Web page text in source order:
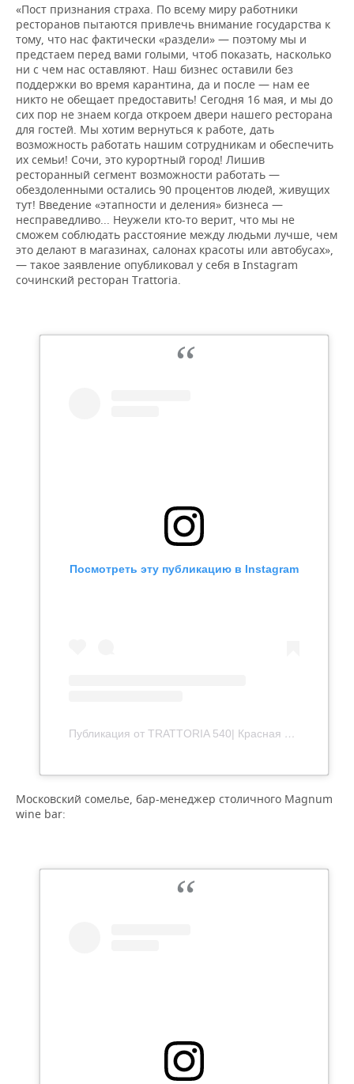
«Пост признания страха. По всему миру работники
ресторанов пытаются привлечь внимание государства к
тому, что нас фактически «раздели» — поэтому мы и
предстаем перед вами голыми, чтоб показать, насколько
ни с чем нас оставляют. Наш бизнес оставили без
поддержки во время карантина, да и после — нам ее
никто не обещает предоставить! Cегодня 16 мая, и мы до
сих пор не знаем когда откроем двери нашего ресторана
для гостей. Мы хотим вернуться к работе, дать
возможность работать нашим сотрудникам и обеспечить
их семьи! Сочи, это курортный город! Лишив
ресторанный сегмент возможности работать —
обездоленными остались 90 процентов людей, живущих
тут! Введение «этапности и деления» бизнеса —
несправедливо... Неужели кто-то верит, что мы не
сможем соблюдать расстояние между людьми лучше, чем
это делают в магазинах, салонах красоты или автобусах»,
— такое заявление опубликовал у себя в Instagram
сочинский ресторан Trattoria.
Посмотреть эту публикацию в Instagram
Публикация от TRATTORIA 540| Красная Поляна (@trattoria540)
Московский сомелье, бар-менеджер столичного Magnum
wine bar: